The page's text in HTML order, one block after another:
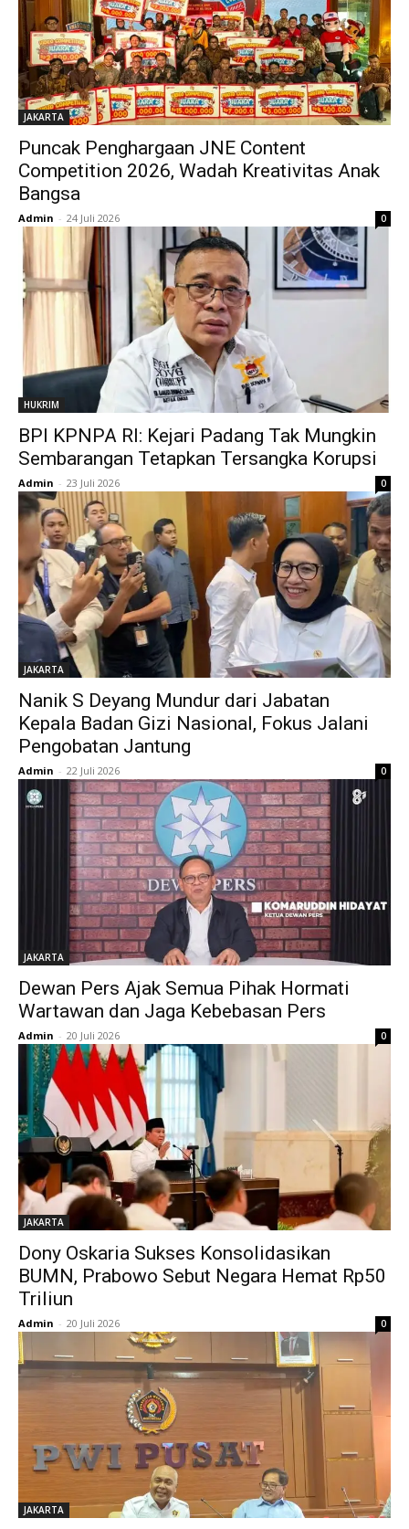
JAKARTA
Puncak Penghargaan JNE Content
Competition 2026, Wadah Kreativitas Anak
Bangsa
Admin - 24 Juli 2026 0
HUKRIM
BPI KPNPA RI: Kejari Padang Tak Mungkin
Sembarangan Tetapkan Tersangka Korupsi
Admin - 23 Juli 2026 0
JAKARTA
Nanik S Deyang Mundur dari Jabatan
Kepala Badan Gizi Nasional, Fokus Jalani
Pengobatan Jantung
Admin - 22 Juli 2026 0
JAKARTA
Dewan Pers Ajak Semua Pihak Hormati
Wartawan dan Jaga Kebebasan Pers
Admin - 20 Juli 2026 0
JAKARTA
Dony Oskaria Sukses Konsolidasikan
BUMN, Prabowo Sebut Negara Hemat Rp50
Triliun
Admin - 20 Juli 2026 0
JAKARTA